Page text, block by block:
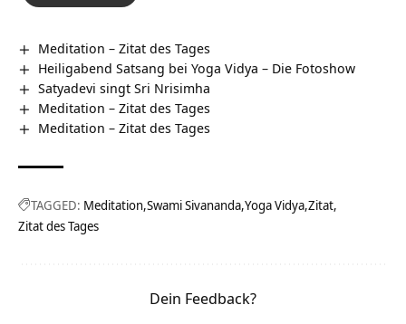
Meditation – Zitat des Tages
Heiligabend Satsang bei Yoga Vidya – Die Fotoshow
Satyadevi singt Sri Nrisimha
Meditation – Zitat des Tages
Meditation – Zitat des Tages
TAGGED: Meditation Swami Sivananda Yoga Vidya Zitat
Zitat des Tages
Dein Feedback?